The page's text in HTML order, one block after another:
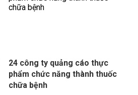
24 công ty quảng cáo thực
phẩm chức năng thành thuốc
chữa bệnh